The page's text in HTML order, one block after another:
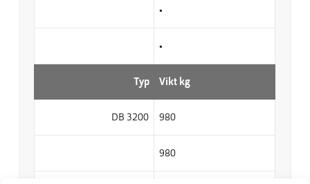
•
•
Typ Vikt kg
DB 3200 980
980